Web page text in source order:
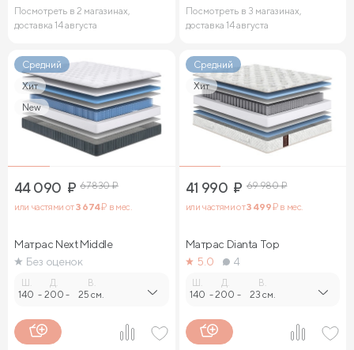
Посмотреть в 2 магазинах,
доставка 14 августа
Посмотреть в 3 магазинах,
доставка 14 августа
Средний
Хит
New
44 090 ₽ 67 830₽
или частями от3 674₽ в мес.
Матрас Next Middle
Без оценок
140 -
Д.
200 -
В.
25 см.
Средний
Хит
41 990 ₽ 69 980₽
или частями от3 499₽ в мес.
Матрас Dianta Top
5.0
4
140 -
Д.
200 -
В.
23 см.